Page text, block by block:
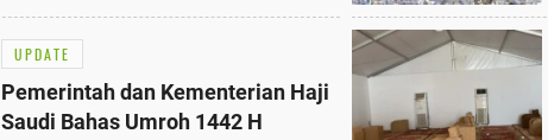
UPDATE
Pemerintah dan Kementerian Haji
Saudi Bahas Umroh 1442 H